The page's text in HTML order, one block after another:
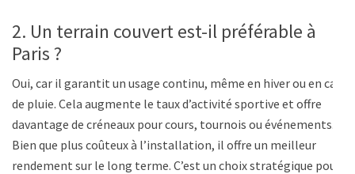
2. Un terrain couvert est-il préférable à
Paris ?
Oui, car il garantit un usage continu, même en hiver ou en cas
de pluie. Cela augmente le taux d’activité sportive et offre
davantage de créneaux pour cours, tournois ou événements.
Bien que plus coûteux à l’installation, il offre un meilleur
rendement sur le long terme. C’est un choix stratégique pour